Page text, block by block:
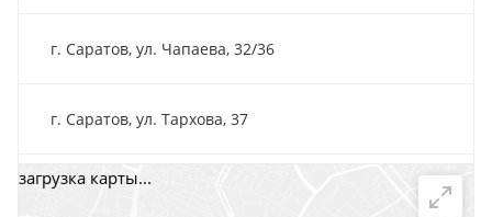
г. Саратов, ул. Чапаева, 32/36
г. Саратов, ул. Тархова, 37
г. Саратов, пр-т. 50 лет Октября, 118Д, помещ. 15
загрузка карты...